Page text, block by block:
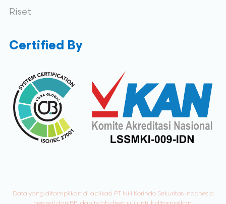
Riset
Certified By
Data yang ditampilkan di aplikasi PT NH Korindo Sekuritas Indonesia